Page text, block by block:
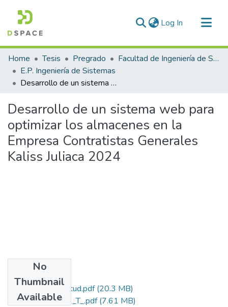
Log In (current)
Communities & Collections
All of DSpace
Statistics
Home Tesis Pregrado
Facultad de Ingeniería de Sistemas
E.P. Ingeniería de Sistemas
Desarrollo de un sistema web para optimizar los almacenes en la Empresa Contratistas Generales Kaliss Juliaca 2024
Desarrollo de un sistema web para
optimizar los almacenes en la
Empresa Contratistas Generales
Kaliss Juliaca 2024
No
Thumbnail
Available
Grado de Similitud.pdf(20.3 MB)
T036_47366772_T_.pdf(7.61 MB)